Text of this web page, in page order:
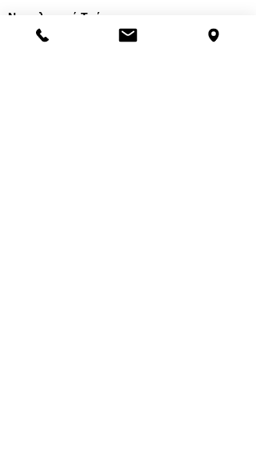
Νοσηλευτικά Τμήματα
Χειμερινό ωράριο: 11.00-13.00
17.30-19.30